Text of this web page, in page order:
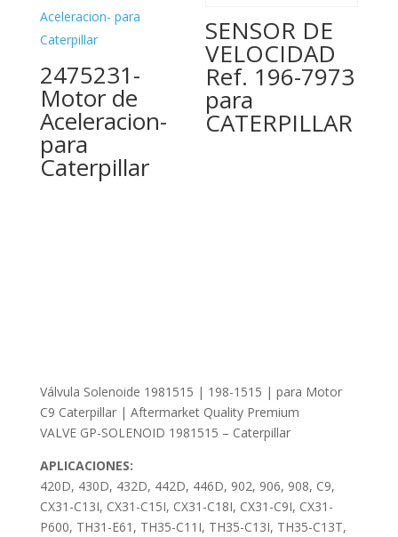
2475231-
Motor de
Aceleracion-
para
Caterpillar
SENSOR DE
VELOCIDAD
Ref. 196-7973
para
CATERPILLAR
Válvula Solenoide 1981515 | 198-1515 | para Motor
C9 Caterpillar | Aftermarket Quality Premium
VALVE GP-SOLENOID 1981515 – Caterpillar
APLICACIONES:
420D, 430D, 432D, 442D, 446D, 902, 906, 908, C9,
CX31-C13I, CX31-C15I, CX31-C18I, CX31-C9I, CX31-
P600, TH31-E61, TH35-C11I, TH35-C13I, TH35-C13T,